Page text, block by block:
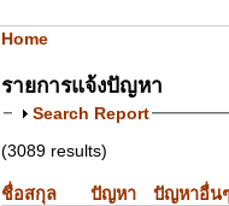
Home
รายการแจ้งปัญหา
Search Report
(3089 results)
ชื่อสกุล ปัญหา
ปัญหาอื่น